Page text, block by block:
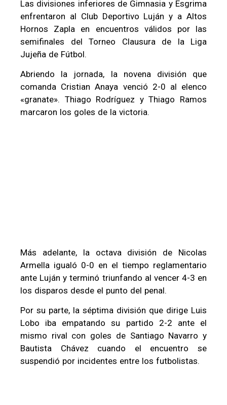
Las divisiones inferiores de Gimnasia y Esgrima
enfrentaron al Club Deportivo Luján y a Altos
Hornos Zapla en encuentros válidos por las
semifinales del Torneo Clausura de la Liga
Jujeña de Fútbol.
Abriendo la jornada, la novena división que
comanda Cristian Anaya venció 2-0 al elenco
«granate». Thiago Rodríguez y Thiago Ramos
marcaron los goles de la victoria.
Más adelante, la octava división de Nicolas
Armella igualó 0-0 en el tiempo reglamentario
ante Luján y terminó triunfando al vencer 4-3 en
los disparos desde el punto del penal.
Por su parte, la séptima división que dirige Luis
Lobo iba empatando su partido 2-2 ante el
mismo rival con goles de Santiago Navarro y
Bautista Chávez cuando el encuentro se
suspendió por incidentes entre los futbolistas.